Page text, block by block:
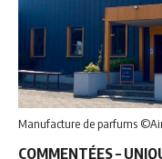
Manufacture de parfums
COMMENTÉES –